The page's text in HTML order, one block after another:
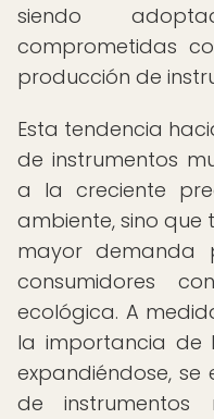
siendo
comprometidas
producción de
Esta tendencia
de instrumentos
a la creciente
ambiente, sino
mayor demanda
consumidores
ecológica. A
la importancia de
expandiéndose,
de instrumentos